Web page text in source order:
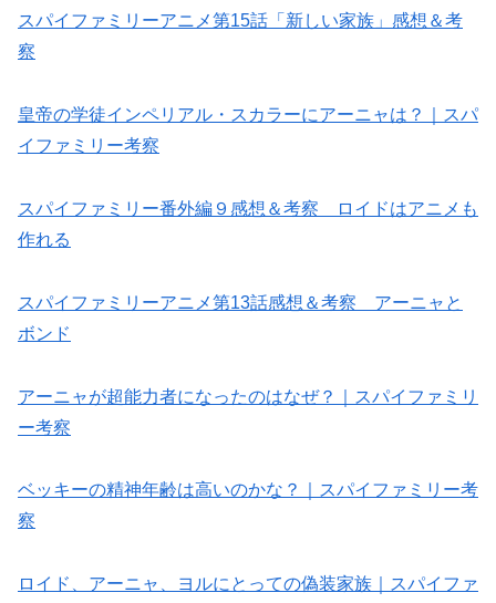
スパイファミリーアニメ第15話「新しい家族」感想＆考
察
皇帝の学徒インペリアル・スカラーにアーニャは？｜スパ
イファミリー考察
スパイファミリー番外編９感想＆考察 ロイドはアニメも
作れる
スパイファミリーアニメ第13話感想＆考察 アーニャと
ボンド
アーニャが超能力者になったのはなぜ？｜スパイファミリ
ー考察
ベッキーの精神年齢は高いのかな？｜スパイファミリー考
察
ロイド、アーニャ、ヨルにとっての偽装家族｜スパイファ